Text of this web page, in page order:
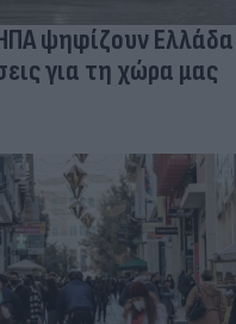
ψηφίζουν
για τη χώρα μας